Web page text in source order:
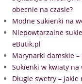
obecnie na czasie?
Modne sukienki na
Niepowtarzalne
eButik.pl
Marynarki damskie
Sukienki w kwiaty
Długie swetry –